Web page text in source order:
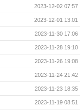
2023-12-02 07:57
2023-12-01 13:01
2023-11-30 17:06
2023-11-28 19:10
2023-11-26 19:08
2023-11-24 21:42
2023-11-23 18:35
2023-11-19 08:51